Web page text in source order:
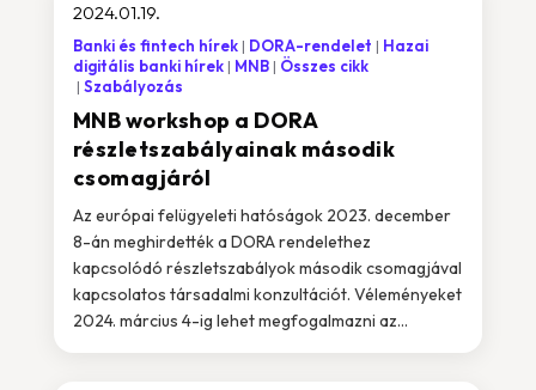
MNB workshop a DORA
részletszabályainak második
csomagjáról
2024.01.19.
Banki és fintech hírek DORA-rendelet
Hazai
digitális banki hírek
MNB
Összes cikk
Szabályozás
Az európai felügyeleti hatóságok 2023. december
8-án meghirdették a DORA rendelethez
kapcsolódó részletszabályok második csomagjával
kapcsolatos társadalmi konzultációt. Véleményeket
2024. március 4-ig lehet megfogalmazni az...